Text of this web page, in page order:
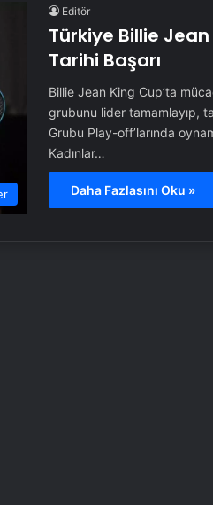
Editör
Türkiye Billie
Tarihi Başarı
Billie Jean King Cup’ta
grubunu lider tamamlayıp,
Grubu Play-off’larında
Kadınlar…
Daha Fazlasını Oku »